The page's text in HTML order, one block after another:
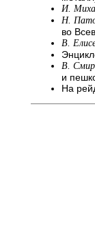
И.
Н.
во
В.
В.
и
На